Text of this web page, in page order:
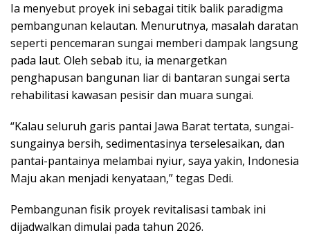
Ia menyebut proyek ini sebagai titik balik paradigma
pembangunan kelautan. Menurutnya, masalah daratan
seperti pencemaran sungai memberi dampak langsung
pada laut. Oleh sebab itu, ia menargetkan
penghapusan bangunan liar di bantaran sungai serta
rehabilitasi kawasan pesisir dan muara sungai.
“Kalau seluruh garis pantai Jawa Barat tertata, sungai-
sungainya bersih, sedimentasinya terselesaikan, dan
pantai-pantainya melambai nyiur, saya yakin, Indonesia
Maju akan menjadi kenyataan,” tegas Dedi.
Pembangunan fisik proyek revitalisasi tambak ini
dijadwalkan dimulai pada tahun 2026.